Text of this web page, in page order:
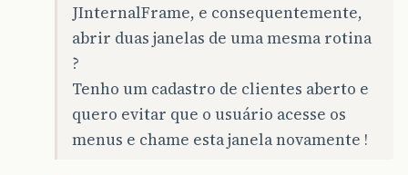
JInternalFrame, e consequentemente,
abrir duas janelas de uma mesma rotina
?
Tenho um cadastro de clientes aberto e
quero evitar que o usuário acesse os
menus e chame esta janela novamente !